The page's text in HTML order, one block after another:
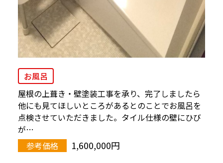
お風呂
屋根の上葺き・壁塗装工事を承り、完了しましたら
他にも見てほしいところがあるとのことでお風呂を
点検させていただきました。タイル仕様の壁にひび
が…
参考価格
1,600,000円